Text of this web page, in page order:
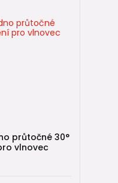
průtočné 30°
vlnovec